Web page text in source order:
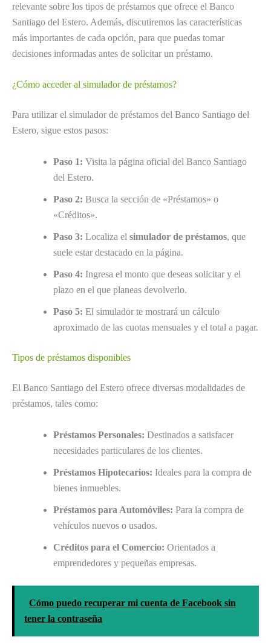
relevante sobre los tipos de préstamos que ofrece el Banco
Santiago del Estero. Además, discutiremos las características
más importantes de cada opción, para que puedas tomar
decisiones informadas antes de solicitar un préstamo.
¿Cómo acceder al simulador de préstamos?
Para utilizar el simulador de préstamos del Banco Santiago del
Estero, sigue estos pasos:
Paso 1: Visita la página oficial del Banco Santiago
del Estero.
Paso 2: Busca la sección de «Préstamos» o
«Créditos».
Paso 3: Localiza el simulador de préstamos, que
suele estar destacado en la página.
Paso 4: Ingresa el monto que deseas solicitar y el
plazo en el que planeas devolverlo.
Paso 5: El simulador te mostrará un cálculo
aproximado de las cuotas mensuales y el total a pagar.
Tipos de préstamos disponibles
El Banco Santiago del Estero ofrece diversas modalidades de
préstamos, tales como:
Préstamos Personales: Destinados a satisfacer
necesidades particulares de los clientes.
Préstamos Hipotecarios: Ideales para la compra de
bienes inmuebles.
Préstamos para Automóviles: Para la compra de
vehículos nuevos o usados.
Créditos para el Comercio: Orientados a
emprendedores y pequeñas empresas.
Cómo puedo recuperar mi cuenta de Facebook sin
tener la contraseña